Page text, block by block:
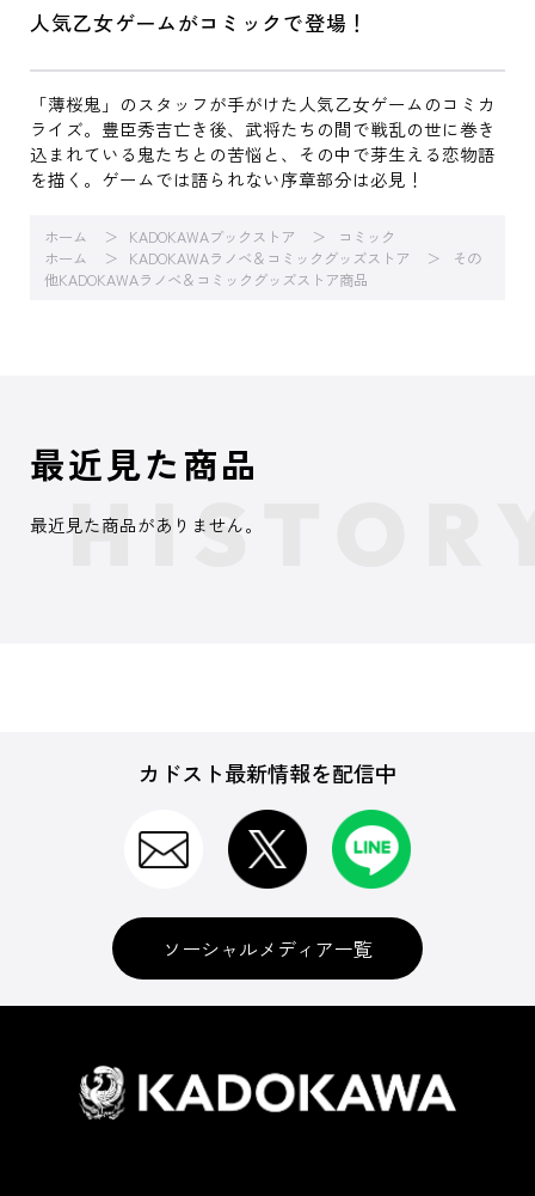
人気乙女ゲームがコミックで登場！
「薄桜鬼」のスタッフが手がけた人気乙女ゲームのコミカ
ライズ。豊臣秀吉亡き後、武将たちの間で戦乱の世に巻き
込まれている鬼たちとの苦悩と、その中で芽生える恋物語
を描く。ゲームでは語られない序章部分は必見！
ホーム KADOKAWAブックストア
コミック
ホーム
KADOKAWAラノベ＆コミックグッズストア
その
他KADOKAWAラノベ＆コミックグッズストア商品
最近見た商品
最近見た商品がありません。
カドスト最新情報を配信中
ソーシャルメディア一覧